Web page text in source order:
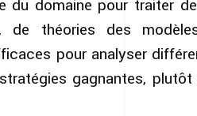
du domaine pour traiter
de théories des
pour analyser
gagnantes, plutôt